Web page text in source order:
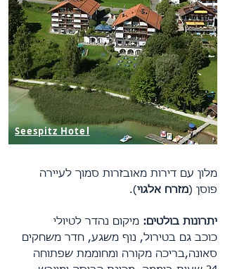
Seespitz Hotel
מלון עם דירות מאובזרות סמוך לעיירה
פוסן (מזרח אלגוי).
יתרונות בולטים: מיקום נהדר לטיולי
כוכב גם בטירול, נוף משגע, חדר משחקים
סאונה,בריכה מקורה ומחוממת שפתוחה